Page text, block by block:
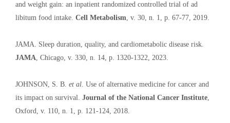
and weight gain: an inpatient randomized controlled trial of ad
libitum food intake. Cell Metabolism, v. 30, n. 1, p. 67-77, 2019.
JAMA. Sleep duration, quality, and cardiometabolic disease risk.
JAMA, Chicago, v. 330, n. 14, p. 1320-1322, 2023.
JOHNSON, S. B. et al. Use of alternative medicine for cancer and
its impact on survival. Journal of the National Cancer Institute,
Oxford, v. 110, n. 1, p. 121-124, 2018.